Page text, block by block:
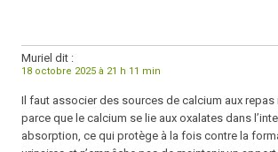
Muriel dit :
18 octobre 2025 à 21 h 11 min
Il faut associer des sources de calcium aux repas
parce que le calcium se lie aux oxalates dans
absorption, ce qui protège à la fois contre la